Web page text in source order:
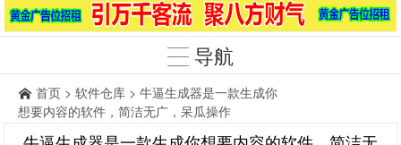
导航
首页 > 软件仓库 > 牛逼生成器是一款生成你
想要内容的软件，简洁无广，呆瓜操作